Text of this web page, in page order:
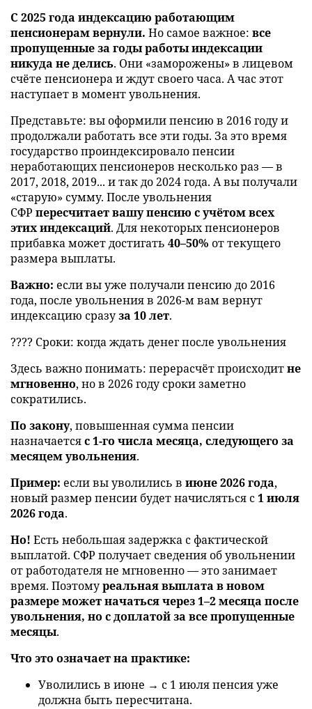
С 2025 года индексацию работающим
пенсионерам вернули. Но самое важное: все
пропущенные за годы работы индексации
никуда не делись. Они «заморожены» в лицевом
счёте пенсионера и ждут своего часа. А час этот
наступает в момент увольнения.
Представьте: вы оформили пенсию в 2016 году и
продолжали работать все эти годы. За это время
государство проиндексировало пенсии
неработающих пенсионеров несколько раз — в
2017, 2018, 2019... и так до 2024 года. А вы получали
«старую» сумму. После увольнения
СФР пересчитает вашу пенсию с учётом всех
этих индексаций. Для некоторых пенсионеров
прибавка может достигать 40–50% от текущего
размера выплаты.
Важно: если вы уже получали пенсию до 2016
года, после увольнения в 2026-м вам вернут
индексацию сразуза 10 лет.
???? Сроки: когда ждать денег после увольнения
Здесь важно понимать: перерасчёт происходитне
мгновенно, но в 2026 году сроки заметно
сократились.
По закону, повышенная сумма пенсии
назначаетсяс 1-го числа месяца, следующего за
месяцем увольнения.
Пример: если вы уволились в июне 2026 года,
новый размер пенсии будет начисляться с1 июля
2026 года.
Но! Есть небольшая задержка с фактической
выплатой. СФР получает сведения об увольнении
от работодателя не мгновенно — это занимает
время. Поэтомуреальная выплата в новом
размере может начаться через 1–2 месяца после
увольнения, но с доплатой за все пропущенные
месяцы.
Что это означает на практике:
Уволились в июне → с 1 июля пенсия уже
должна быть пересчитана.